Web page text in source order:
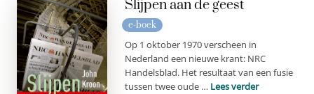
Slijpen aan de geest
e-boek
Op 1 oktober 1970 verscheen in
Nederland een nieuwe krant: NRC
Handelsblad. Het resultaat van een fusie
tussen twee oude … Lees verder